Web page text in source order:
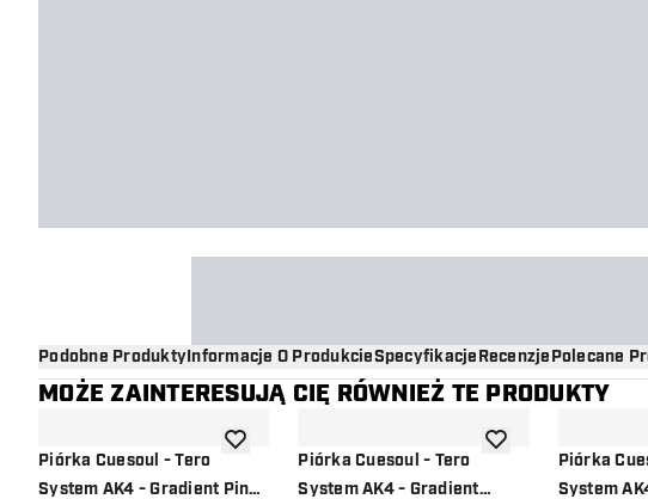
Podobne ProduktyInformacje O ProdukcieSpecyfikacjeRecenzjePolecane
MOŻE ZAINTERESUJĄ CIĘ RÓWNIEŻ TE PRODUKTY
Piórka Cuesoul - Tero
System AK4 - Gradient Pink
dodaj do listy życzeń
Piórka Cuesoul - Tero
System AK4 - Gradient
dodaj do listy życzeń
Piórka
System